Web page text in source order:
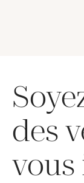
des
vous